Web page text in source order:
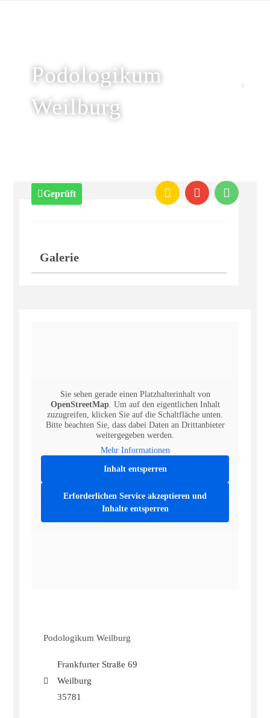
Podologikum
Weilburg
Geprüft
Galerie
Sie sehen gerade einen Platzhalterinhalt von
OpenStreetMap. Um auf den eigentlichen Inhalt
zuzugreifen, klicken Sie auf die Schaltfläche unten.
Bitte beachten Sie, dass dabei Daten an Drittanbieter
weitergegeben werden.
Mehr Informationen
Inhalt entsperren
Erforderlichen Service akzeptieren und
Inhalte entsperren
Podologikum Weilburg
Frankfurter Straße 69
Weilburg
35781